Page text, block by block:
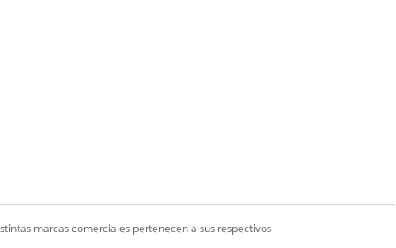
marcas comerciales pertenecen a sus respectivos